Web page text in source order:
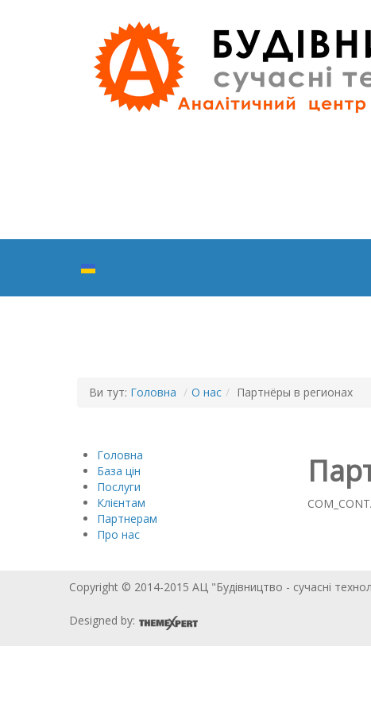
Ви тут: Головна / О нас / Партнёры в регионах
Головна
База цін
Послуги
Клієнтам
Партнерам
Про нас
Copyright © 2014-2015 АЦ "Будівництво - сучасні
Designed by: